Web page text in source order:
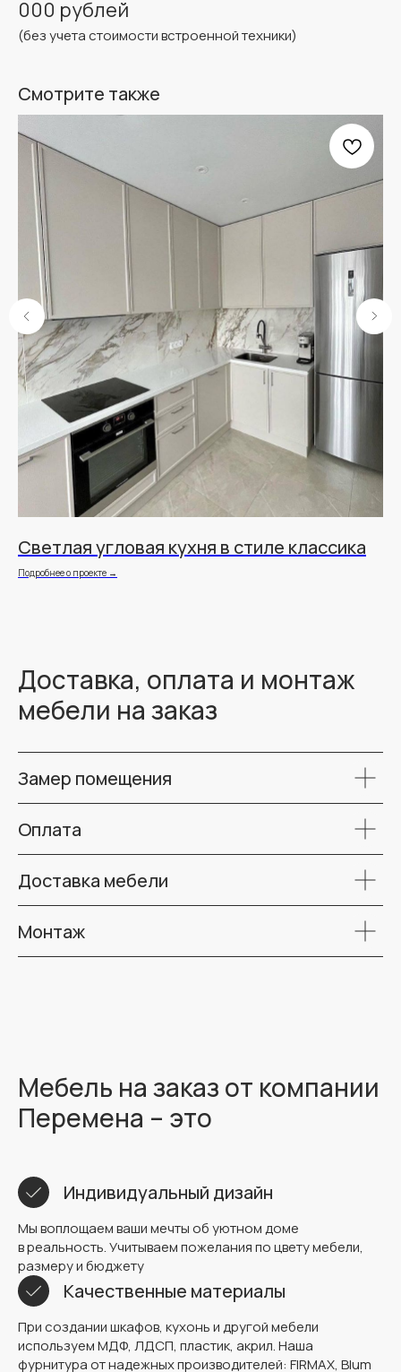
000 рублей
(без учета стоимости встроенной техники)
Смотрите также
Светлая угловая кухня в стиле классика
Подробнее о проекте →
Доставка, оплата и монтаж
мебели на заказ
Замер помещения
Оплата
Доставка мебели
Монтаж
Мебель на заказ от компании
Перемена – это
Индивидуальный дизайн
Мы воплощаем ваши мечты об уютном доме
в реальность. Учитываем пожелания по цвету мебели,
размеру и бюджету
Качественные материалы
При создании шкафов, кухонь и другой мебели
используем МДФ, ЛДСП, пластик, акрил. Наша
фурнитура от надежных производителей: FIRMAX, Blum